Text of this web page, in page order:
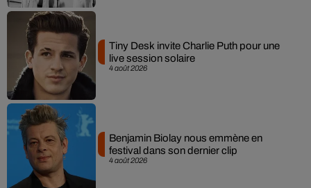
4 août 2026
Tiny Desk invite Charlie Puth pour une
live session solaire
4 août 2026
Benjamin Biolay nous emmène en
festival dans son dernier clip